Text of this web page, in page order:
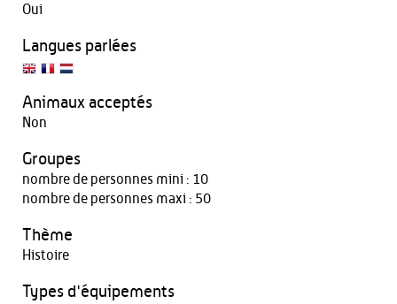
Oui
Langues parlées
Animaux acceptés
Non
Groupes
nombre de personnes mini : 10
nombre de personnes maxi : 50
Thème
Histoire
Types d'équipements